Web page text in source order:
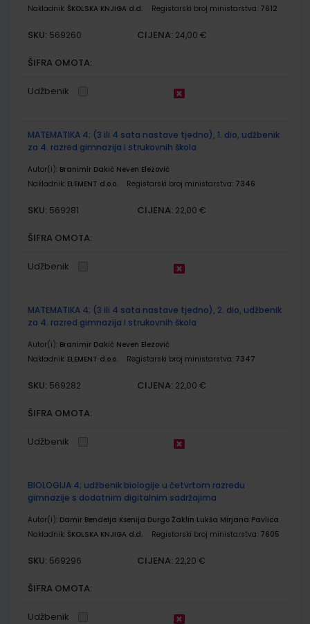
Nakladnik: ŠKOLSKA KNJIGA d.d. Registarski broj ministarstva: 7612
SKU: 569260 CIJENA: 24,00 €
ŠIFRA OMOTA:
Udžbenik
MATEMATIKA 4; (3 ili 4 sata nastave tjedno), 1. dio, udžbenik
za 4. razred gimnazija i strukovnih škola
Autor(i): Branimir Dakić Neven Elezović
Nakladnik: ELEMENT d.o.o. Registarski broj ministarstva: 7346
SKU: 569281 CIJENA: 22,00 €
ŠIFRA OMOTA:
Udžbenik
MATEMATIKA 4; (3 ili 4 sata nastave tjedno), 2. dio, udžbenik
za 4. razred gimnazija i strukovnih škola
Autor(i): Branimir Dakić Neven Elezović
Nakladnik: ELEMENT d.o.o. Registarski broj ministarstva: 7347
SKU: 569282 CIJENA: 22,00 €
ŠIFRA OMOTA:
Udžbenik
BIOLOGIJA 4; udžbenik biologije u četvrtom razredu
gimnazije s dodatnim digitalnim sadržajima
Autor(i): Damir Bendelja Ksenija Durgo Žaklin Lukša Mirjana Pavlica
Nakladnik: ŠKOLSKA KNJIGA d.d. Registarski broj ministarstva: 7605
SKU: 569296 CIJENA: 22,20 €
ŠIFRA OMOTA:
Udžbenik